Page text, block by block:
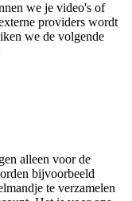
we je video's of
providers wordt
we de volgende
alleen voor de
bijvoorbeeld
te verzamelen